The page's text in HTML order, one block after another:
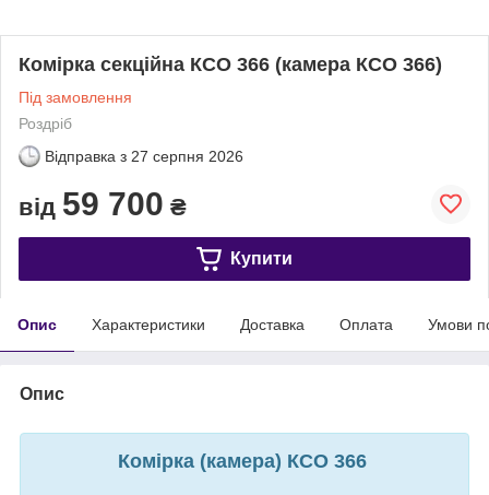
Комірка секційна КСО 366 (камера КСО 366)
Під замовлення
Роздріб
Відправка з 27 серпня 2026
від 59 700 ₴
Купити
Опис Характеристики Доставка Оплата Умови
Опис
Комірка (камера) КСО 366